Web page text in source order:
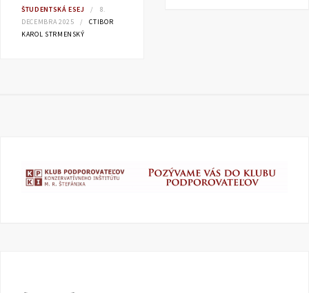
ŠTUDENTSKÁ ESEJ
8.
DECEMBRA 2025
CTIBOR
KAROL STRMENSKÝ